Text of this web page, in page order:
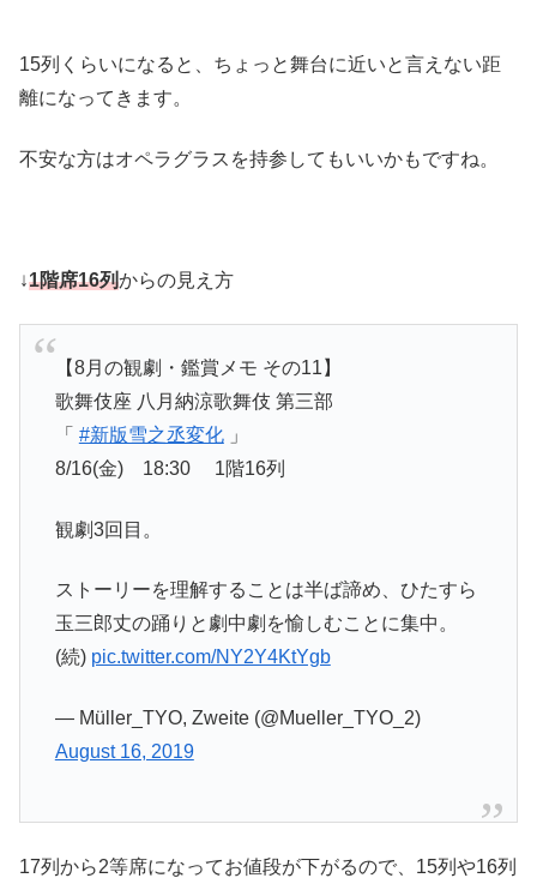
15列くらいになると、ちょっと舞台に近いと言えない距
離になってきます。
不安な方はオペラグラスを持参してもいいかもですね。
↓1階席16列からの見え方
【8月の観劇・鑑賞メモ その11】
歌舞伎座 八月納涼歌舞伎 第三部
「 #新版雪之丞変化」
8/16(金) 18:30 1階16列
観劇3回目。
ストーリーを理解することは半ば諦め、ひたすら
玉三郎丈の踊りと劇中劇を愉しむことに集中。
(続) pic.twitter.com/NY2Y4KtYgb
— Müller_TYO, Zweite (@Mueller_TYO_2)
August 16, 2019
17列から2等席になってお値段が下がるので、15列や16列